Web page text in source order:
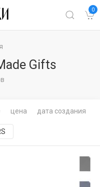
0
Gifts
цена дата создания